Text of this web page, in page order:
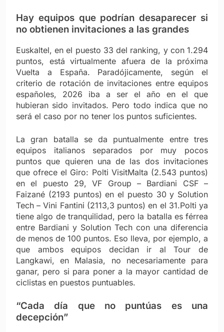
Hay equipos que podrían desaparecer si
no obtienen invitaciones a las grandes
Euskaltel, en el puesto 33 del ranking, y con 1.294
puntos, está virtualmente afuera de la próxima
Vuelta a España. Paradójicamente, según el
criterio de rotación de invitaciones entre equipos
españoles, 2026 iba a ser el año en el que
hubieran sido invitados. Pero todo indica que no
será el caso por no tener los puntos suficientes.
La gran batalla se da puntualmente entre tres
equipos italianos separados por muy pocos
puntos que quieren una de las dos invitaciones
que ofrece el Giro: Polti VisitMalta (2.543 puntos)
en el puesto 29, VF Group – Bardiani CSF –
Faizané (2193 puntos) en el puesto 30 y Solution
Tech – Vini Fantini (2113,3 puntos) en el 31.Polti ya
tiene algo de tranquilidad, pero la batalla es férrea
entre Bardiani y Solution Tech con una diferencia
de menos de 100 puntos. Eso lleva, por ejemplo, a
que ambos equipos decidan ir al Tour de
Langkawi, en Malasia, no necesariamente para
ganar, pero si para poner a la mayor cantidad de
ciclistas en puestos puntuables.
“Cada día que no puntúas es una
decepción”